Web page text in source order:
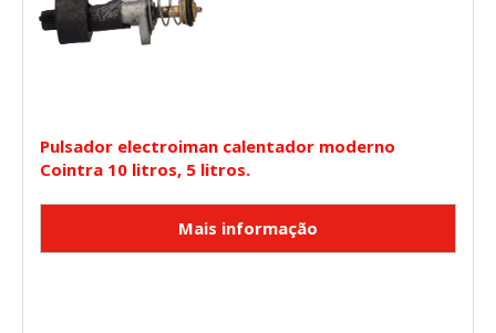
Pulsador electroiman calentador moderno
Cointra 10 litros, 5 litros.